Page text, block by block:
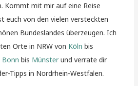
Kommt mit mir auf eine Reise
euch von den vielen versteckten
Bundeslandes überzeugen. Ich
Orte in NRW von Köln bis
Bonn bis Münsterund verrate dir
Tipps in Nordrhein-Westfalen.